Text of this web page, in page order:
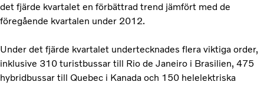
det fjärde kvartalet en förbättrad trend jämfört med de
föregående kvartalen under 2012.
Under det fjärde kvartalet undertecknades flera viktiga order,
inklusive 310 turistbussar till Rio de Janeiro i Brasilien, 475
hybridbussar till Quebec i Kanada och 150 helelektriska